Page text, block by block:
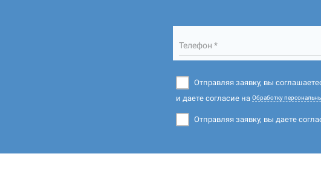
Телефон *
Отправляя заявку, вы
и даете согласие на Обработку
Отправляя заявку, вы даете